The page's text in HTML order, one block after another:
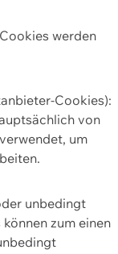
werden
Cookies):
von
um
unbedingt
zum einen